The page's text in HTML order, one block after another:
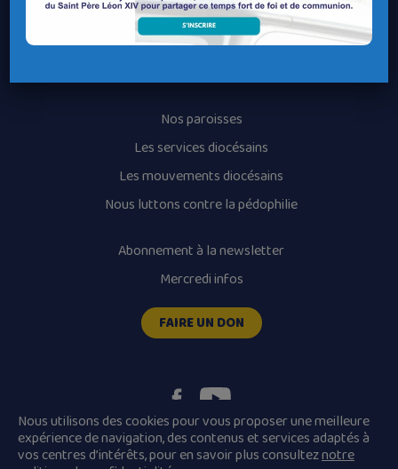
Contacter une permanence
Recrutement
Nos paroisses
Les services diocésains
Les mouvements diocésains
Nous luttons contre la pédophilie
Abonnement à la newsletter
Mercredi infos
FAIRE UN DON
Plan du site Mentions légales
Nous utilisons des cookies pour vous proposer une meilleure
expérience de navigation, des contenus et services adaptés à
vos centres d’intérêts, pour en savoir plus consulteznotre